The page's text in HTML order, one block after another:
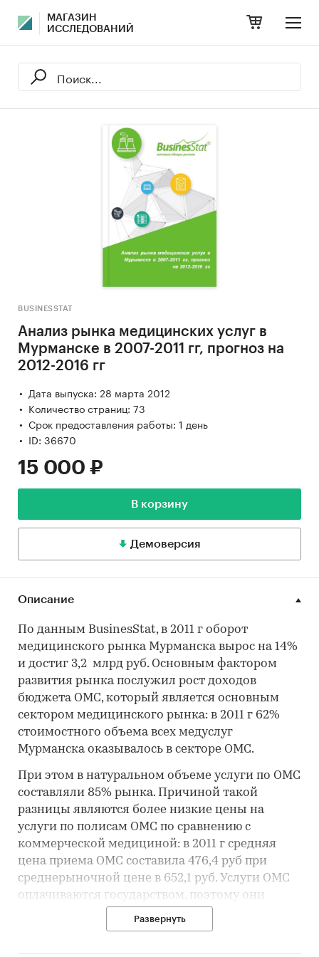
МАГАЗИН
ИССЛЕДОВАНИЙ
BUSINESSTAT
Анализ рынка медицинских услуг в
Мурманске в 2007-2011 гг, прогноз на
2012-2016 гг
Дата выпуска: 28 марта 2012
Количество страниц: 73
Срок предоставления работы: 1 день
ID: 36670
15 000 ₽
В корзину
Демоверсия
Описание
По данным BusinesStat, в 2011 г оборот
медицинского рынка Мурманска вырос на 14%
и достиг 3,2 млрд руб. Основным фактором
развития рынка послужил рост доходов
бюджета ОМС, который является основным
сектором медицинского рынка: в 2011 г 62%
стоимостного объема всех медуслуг
Мурманска оказывалось в секторе ОМС.
При этом в натуральном объеме услуги по ОМС
составляли 85% рынка. Причиной такой
разницы являются более низкие цены на
услуги по полисам ОМС по сравнению с
коммерческой медициной: в 2011 г средняя
цена приема ОМС составила 476,4 руб при
среднерыночной цене в 652,1 руб. Услуги ОМС
оплачиваются государством, поэтому они
жестко контролируются и прописываются в
тарифных соглашениях.
Развернуть